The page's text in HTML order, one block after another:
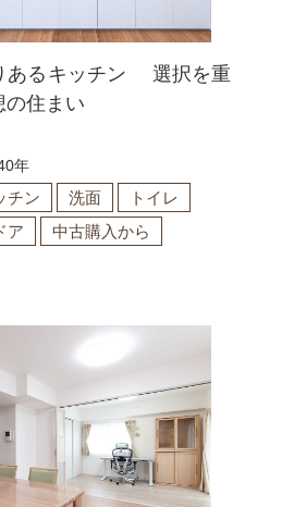
あるキッチン 選択を重
の住まい
年
チン 洗面
トイレ
ア
中古購入から